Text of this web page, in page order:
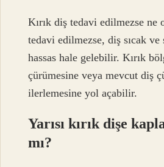
Kırık diş tedavi edilmezse ne
tedavi edilmezse, diş sıcak ve
hassas hale gelebilir. Kırık
çürümesine veya mevcut diş
ilerlemesine yol açabilir.
Yarısı kırık dişe
mı?